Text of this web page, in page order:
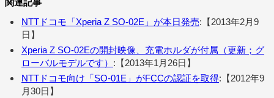
NTTドコモ「Xperia Z SO-02E」が本日発売:【2013年2月9
日】
Xperia Z SO-02Eの開封映像、充電ホルダが付属（更新；グ
ローバルモデルです） :【2013年1月26日】
NTTドコモ向け「SO-01E」がFCCの認証を取得:【2012年9
月30日】